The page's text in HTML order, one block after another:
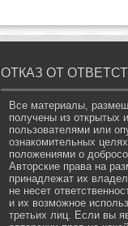
ОТКАЗ ОТ
Все материалы,
получены из открытых
пользователями или
ознакомительных
положениями о
Авторские права на
принадлежат их
не несет
и их возможное
третьих лиц. Если вы